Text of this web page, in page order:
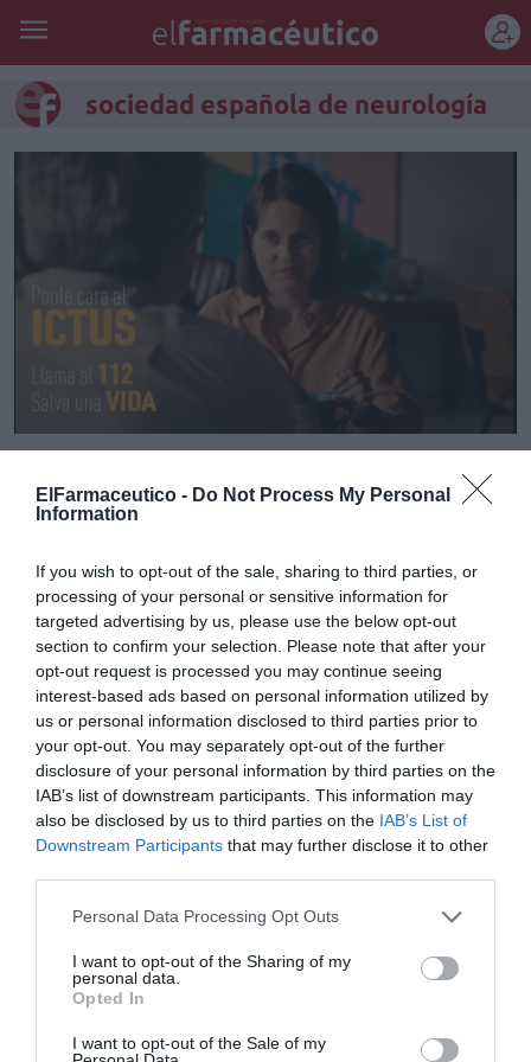
ElFarmaceutico - Do Not Process My Personal
Information
If you wish to opt-out of the sale, sharing to third parties, or
processing of your personal or sensitive information for
targeted advertising by us, please use the below opt-out
section to confirm your selection. Please note that after your
opt-out request is processed you may continue seeing
interest-based ads based on personal information utilized by
us or personal information disclosed to third parties prior to
your opt-out. You may separately opt-out of the further
disclosure of your personal information by third parties on the
IAB’s list of downstream participants. This information may
also be disclosed by us to third parties on the IAB’s List of
Downstream Participants that may further disclose it to other
Personal Data Processing Opt Outs
I want to opt-out of the Sharing of my
personal data.
Opted In
I want to opt-out of the Sale of my
sociedad española de neurología
europeos sufrirán un ictus este
Noticias y novedades
29/10/2025
La Sociedad Española de Neurología recuerda que el 90% podrían
prevenirse con hábitos de vida saludables y control de los factores de
riesgo y señala que solo la mitad de los españoles sabe reconocer los
síntomas.
Las farmacias participan en una
campaña de prevención del ictus
Noticias y novedades
Redacción
16/10/2017
Esta mañana se ha presentado en Madrid
una nueva campaña sanitaria que aúna a
discapacidad en adultos. Se trata de la
segunda causa de muerte en España, la
muerte o discapacidad grave en el 50% de
Farmacéuticos y neurólogos unen sus fuerzas